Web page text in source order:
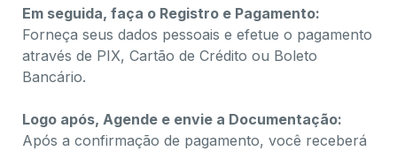
Em seguida, faça o Registro e Pagamento:
Forneça seus dados pessoais e efetue o pagamento
através de PIX, Cartão de Crédito ou Boleto
Bancário.
Logo após, Agende e envie a Documentação:
Após a confirmação de pagamento, você receberá